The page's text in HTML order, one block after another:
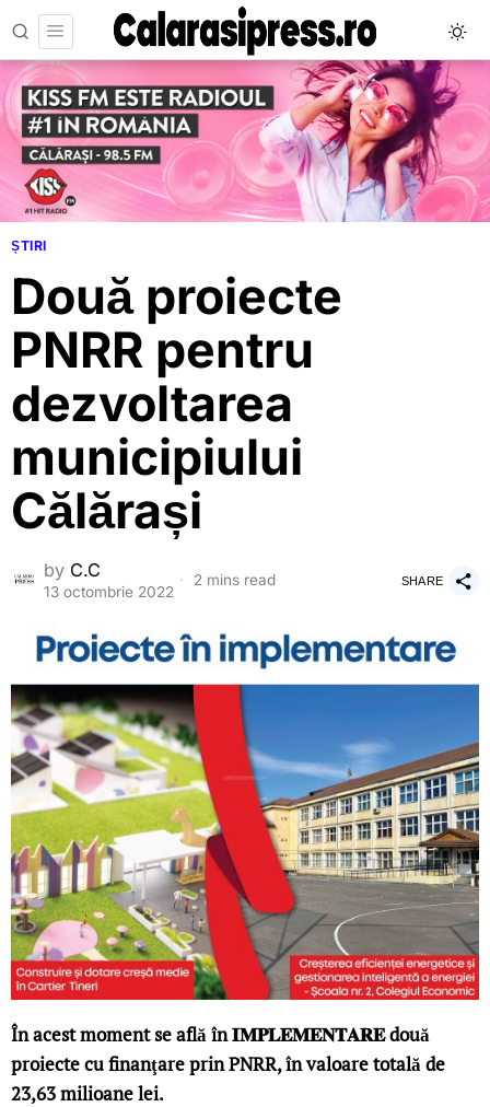
ȘTIRI
Două proiecte
PNRR pentru
dezvoltarea
municipiului
Călărași
by C.C
13 octombrie 2022
2 mins read SHARE
În acest moment se află în 𝐈𝐌𝐏𝐋𝐄𝐌𝐄𝐍𝐓𝐀𝐑𝐄 două
proiecte cu finanţare prin PNRR, în valoare totală de
23,63 milioane lei.